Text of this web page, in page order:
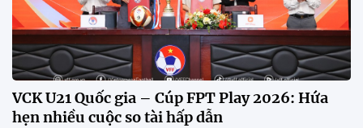
VCK U21 Quốc gia – Cúp FPT Play 2026: Hứa
hẹn nhiều cuộc so tài hấp dẫn